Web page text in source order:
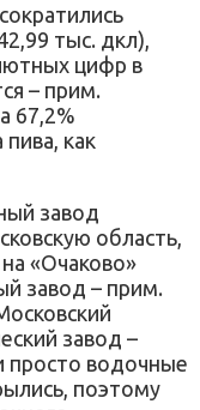
тыс. дкл),
цифр в
– прим.
67,2%
как
завод
область,
«Очаково»
завод – прим.
завод –
просто водочные
поэтому